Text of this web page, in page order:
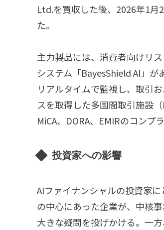
Ltd.を買収した後、2026年1
た。
主力製品には、消費者向けリ
システム「BayesShield AI」
リアルタイムで監視し、取引
スを取得した多国間取引施設
MiCA、DORA、EMIRのコンプ
投資家への影響
AIファイナンシャルの投資家
の中心にあった企業が、中核
大きな疑問を投げかける。一